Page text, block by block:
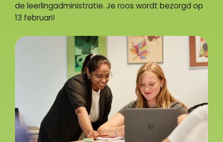
de leerlingadministratie. Je roos wordt bezorgd op
13 februari!